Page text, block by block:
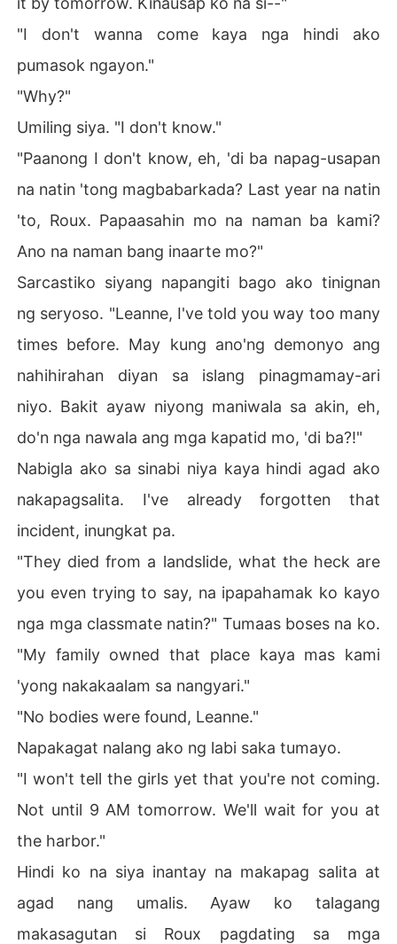
"I don't wanna come kaya nga hindi ako
pumasok ngayon."
"Why?"
Umiling siya. "I don't know."
"Paanong I don't know, eh, 'di ba napag-usapan
na natin 'tong magbabarkada? Last year na natin
'to, Roux. Papaasahin mo na naman ba kami?
Ano na naman bang inaarte mo?"
Sarcastiko siyang napangiti bago ako tinignan
ng seryoso. "Leanne, I've told you way too many
times before. May kung ano'ng demonyo ang
nahihirahan diyan sa islang pinagmamay-ari
niyo. Bakit ayaw niyong maniwala sa akin, eh,
do'n nga nawala ang mga kapatid mo, 'di ba?!"
Nabigla ako sa sinabi niya kaya hindi agad ako
nakapagsalita. I've already forgotten that
incident, inungkat pa.
"They died from a landslide, what the heck are
you even trying to say, na ipapahamak ko kayo
nga mga classmate natin?" Tumaas boses na ko.
"My family owned that place kaya mas kami
'yong nakakaalam sa nangyari."
"No bodies were found, Leanne."
Napakagat nalang ako ng labi saka tumayo.
"I won't tell the girls yet that you're not coming.
Not until 9 AM tomorrow. We'll wait for you at
the harbor."
Hindi ko na siya inantay na makapag salita at
agad nang umalis. Ayaw ko talagang
makasagutan si Roux pagdating sa mga